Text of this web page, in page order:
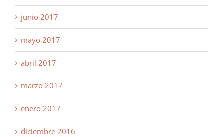
junio 2017
mayo 2017
abril 2017
marzo 2017
enero 2017
diciembre 2016